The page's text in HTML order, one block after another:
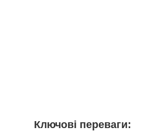
Ключові переваги: